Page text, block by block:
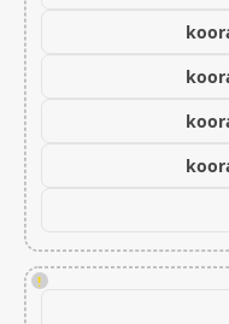
!